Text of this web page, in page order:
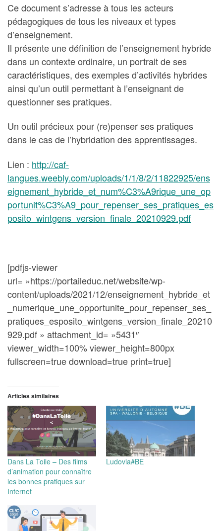
Ce document s’adresse à tous les acteurs
pédagogiques de tous les niveaux et types
d’enseignement.
Il présente une définition de l’enseignement hybride
dans un contexte ordinaire, un portrait de ses
caractéristiques, des exemples d’activités hybrides
ainsi qu’un outil permettant à l’enseignant de
questionner ses pratiques.
Un outil précieux pour (re)penser ses pratiques
dans le cas de l’hybridation des apprentissages.
Lien : http://caf-
langues.weebly.com/uploads/1/1/8/2/11822925/ens
eignement_hybride_et_num%C3%A9rique_une_op
portunit%C3%A9_pour_repenser_ses_pratiques_es
posito_wintgens_version_finale_20210929.pdf
[pdfjs-viewer
url= »https://portaileduc.net/website/wp-
content/uploads/2021/12/enseignement_hybride_et
_numerique_une_opportunite_pour_repenser_ses_
pratiques_esposito_wintgens_version_finale_20210
929.pdf » attachment_id= »5431″
viewer_width=100% viewer_height=800px
fullscreen=true download=true print=true]
Articles similaires
Dans La Toile – Des films
d’animation pour connaître
les bonnes pratiques sur
Internet
Ludovia#BE